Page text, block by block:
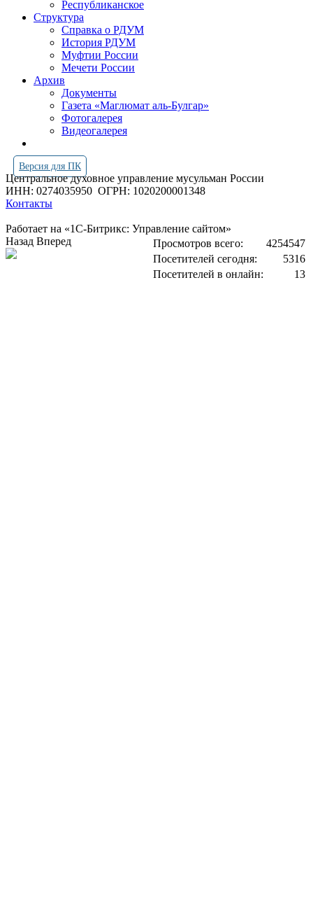
Республиканское
Структура
Справка о РДУМ
История РДУМ
Муфтии России
Мечети России
Архив
Документы
Газета «Маглюмат аль-Булгар»
Фотогалерея
Видеогалерея
Версия для ПК
Центральное духовное управление мусульман России
ИНН: 0274035950 ОГРН: 1020200001348
Контакты
Работает на «1С-Битрикс: Управление сайтом»
Просмотров всего:
4254547
Посетителей сегодня:
5316
Посетителей в онлайн:
13
Назад Вперед